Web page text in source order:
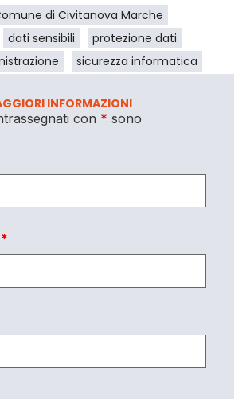
di Civitanova Marche
dati sensibili
protezione dati
sicurezza informatica
INFORMAZIONI
con * sono
*